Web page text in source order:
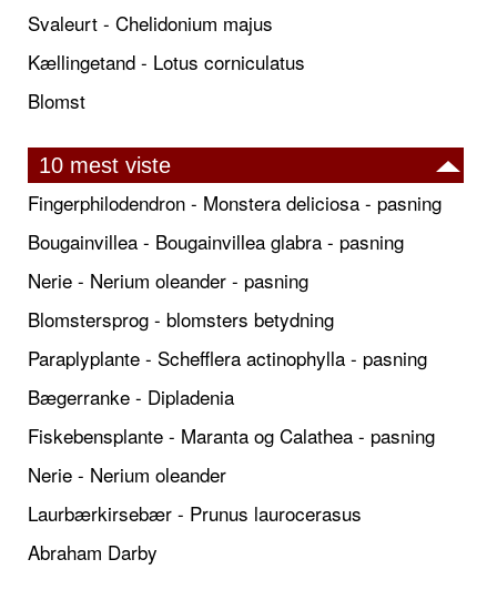
Svaleurt - Chelidonium majus
Kællingetand - Lotus corniculatus
Blomst
10 mest viste
Fingerphilodendron - Monstera deliciosa - pasning
Bougainvillea - Bougainvillea glabra - pasning
Nerie - Nerium oleander - pasning
Blomstersprog - blomsters betydning
Paraplyplante - Schefflera actinophylla - pasning
Bægerranke - Dipladenia
Fiskebensplante - Maranta og Calathea - pasning
Nerie - Nerium oleander
Laurbærkirsebær - Prunus laurocerasus
Abraham Darby